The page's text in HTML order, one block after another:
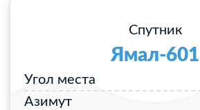
Спутник
Ямал-601
Угол места
Азимут